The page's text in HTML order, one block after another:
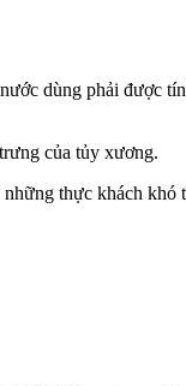
dùng phải được
của tủy xương.
thực khách